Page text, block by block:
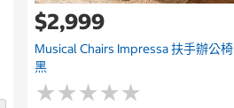
$2,999
Musical Chairs Impressa 扶手辦公椅
黑
★★★★★
★★★★★